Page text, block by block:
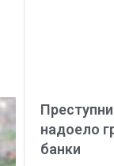
надоело
банки